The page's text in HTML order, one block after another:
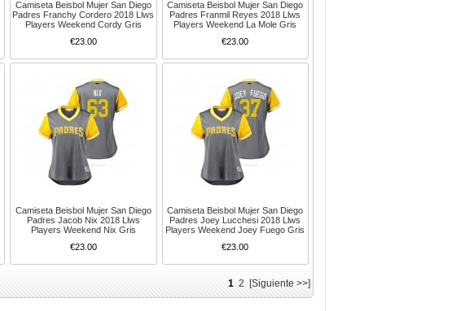
Camiseta Beisbol Mujer San Diego
Padres Franchy Cordero 2018 Llws
Players Weekend Cordy Gris
€23.00
Camiseta Beisbol Mujer San Diego
Padres Franmil Reyes 2018 Llws
Players Weekend La Mole Gris
€23.00
Camiseta Beisbol Mujer San Diego
Padres Jacob Nix 2018 Llws
Players Weekend Nix Gris
€23.00
Camiseta Beisbol Mujer San Diego
Padres Joey Lucchesi 2018 Llws
Players Weekend Joey Fuego Gris
€23.00
1 2 [Siguiente >>]